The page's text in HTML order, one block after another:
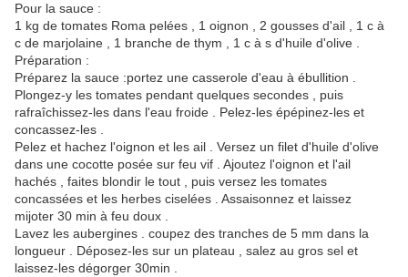
Pour la sauce :
1 kg de tomates Roma pelées , 1 oignon , 2 gousses d'ail , 1 c à
c de marjolaine , 1 branche de thym , 1 c à s d'huile d'olive .
Préparation :
Préparez la sauce :portez une casserole d'eau à ébullition .
Plongez-y les tomates pendant quelques secondes , puis
rafraîchissez-les dans l'eau froide . Pelez-les épépinez-les et
concassez-les .
Pelez et hachez l'oignon et les ail . Versez un filet d'huile d'olive
dans une cocotte posée sur feu vif . Ajoutez l'oignon et l'ail
hachés , faites blondir le tout , puis versez les tomates
concassées et les herbes ciselées . Assaisonnez et laissez
mijoter 30 min à feu doux .
Lavez les aubergines . coupez des tranches de 5 mm dans la
longueur . Déposez-les sur un plateau , salez au gros sel et
laissez-les dégorger 30min .